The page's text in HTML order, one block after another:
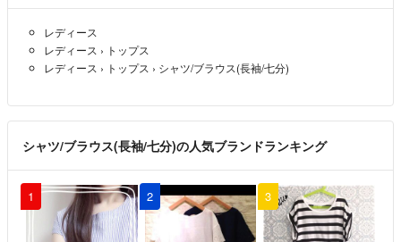
レディース
レディース › トップス
レディース › トップス › シャツ/ブラウス(長袖/七分)
シャツ/ブラウス(長袖/七分)の人気ブランドランキング
1 2 3